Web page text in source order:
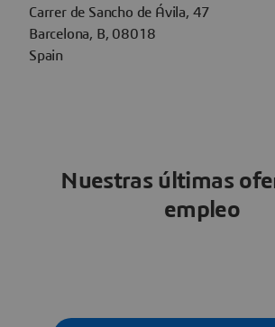
Carrer de Sancho de Ávila, 47
Barcelona, B, 08018
Spain
Nuestras últimas
empleo